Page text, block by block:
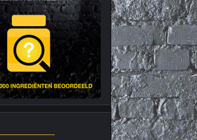
Citrus Aurantium
Tribulus Terrestris
Vitaminen en
mineralen
Weight Gainers
Nieuws archief